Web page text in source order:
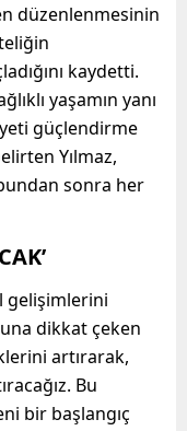
düzenlenmesinin
kaydetti.
yaşamın yanı
güçlendirme
Yılmaz,
sonra her
gelişimlerini
dikkat çeken
artırarak,
Bu
bir başlangıç